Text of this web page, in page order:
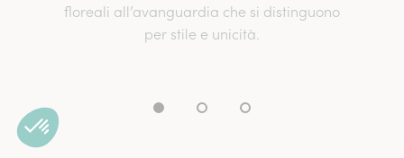
floreali all’avanguardia che si distinguono
per stile e unicità.